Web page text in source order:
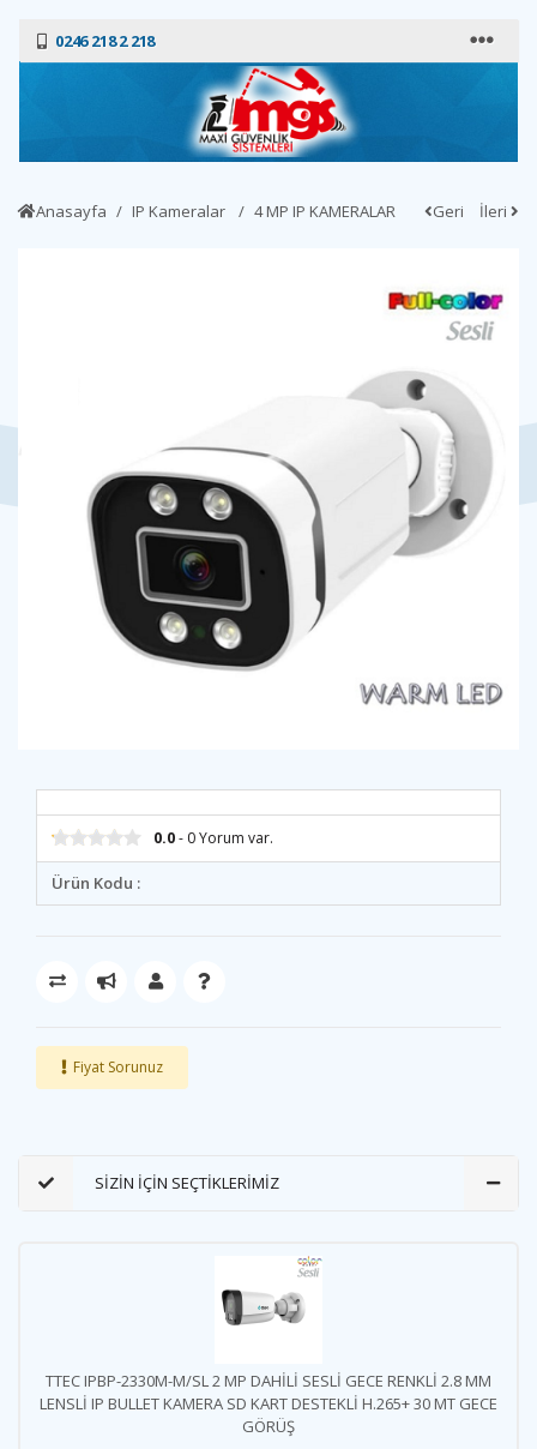
0246 218 2 218
Anasayfa IP Kameralar 4 MP IP KAMERALAR Geri İleri
0.0- 0 Yorum var.
Ürün Kodu :
Fiyat Sorunuz
SİZİN İÇİN SEÇTİKLERİMİZ
TTEC IPBP-2330M-M/SL 2 MP DAHİLİ SESLİ GECE RENKLİ 2.8 MM
LENSLİ IP BULLET KAMERA SD KART DESTEKLİ H.265+ 30 MT GECE
GÖRÜŞ